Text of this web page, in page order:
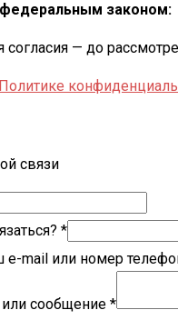
законом:
согласия — до
Политике
связи
*
mail или номер
сообщение *